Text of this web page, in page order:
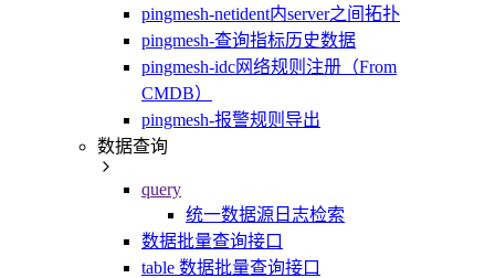
pingmesh-netident内server之间拓扑
pingmesh-查询指标历史数据
pingmesh-idc网络规则注册（From
CMDB）
pingmesh-报警规则导出
数据查询
query
统一数据源日志检索
数据批量查询接口
table 数据批量查询接口